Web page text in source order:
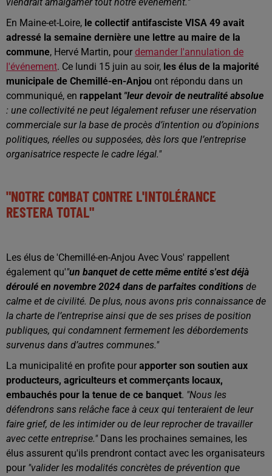
En Maine-et-Loire, le collectif antifasciste VISA 49 avait
adressé la semaine dernière une lettre au maire de la
commune, Hervé Martin, pour demander l'annulation de
l'événement. Ce lundi 15 juin au soir, les élus de la majorité
municipale de Chemillé-en-Anjou ont répondu dans un
communiqué, en rappelant "leur devoir de neutralité absolue
: une collectivité ne peut légalement refuser une réservation
commerciale sur la base de procès d’intention ou d’opinions
politiques, réelles ou supposées, dès lors que l’entreprise
organisatrice respecte le cadre légal."
"NOTRE COMBAT CONTRE L'INTOLÉRANCE
RESTERA TOTAL"
Les élus de 'Chemillé-en-Anjou Avec Vous' rappellent
également qu'"un banquet de cette même entité s'est déjà
déroulé en novembre 2024 dans de parfaites conditions de
calme et de civilité. De plus, nous avons pris connaissance de
la charte de l’entreprise ainsi que de ses prises de position
publiques, qui condamnent fermement les débordements
survenus dans d’autres communes."
La municipalité en profite pour apporter son soutien aux
producteurs, agriculteurs et commerçants locaux,
embauchés pour la tenue de ce banquet. "Nous les
défendrons sans relâche face à ceux qui tenteraient de leur
faire grief, de les intimider ou de leur reprocher de travailler
avec cette entreprise."Dans les prochaines semaines, les
élus assurent qu'ils prendront contact avec les organisateurs
pour "valider les modalités concrètes de prévention que